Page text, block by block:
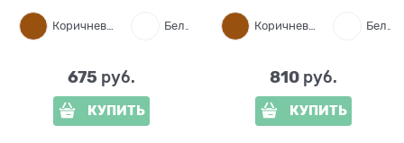
Коричневый Белый Черный
675 руб.
КУПИТЬ
Коричневый Белый
810 руб.
КУПИТЬ